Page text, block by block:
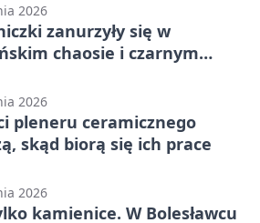
2026
zanurzyły się w
chaosie i czarnym
2026
pleneru ceramicznego
skąd biorą się ich prace
2026
kamienice. W Bolesławcu